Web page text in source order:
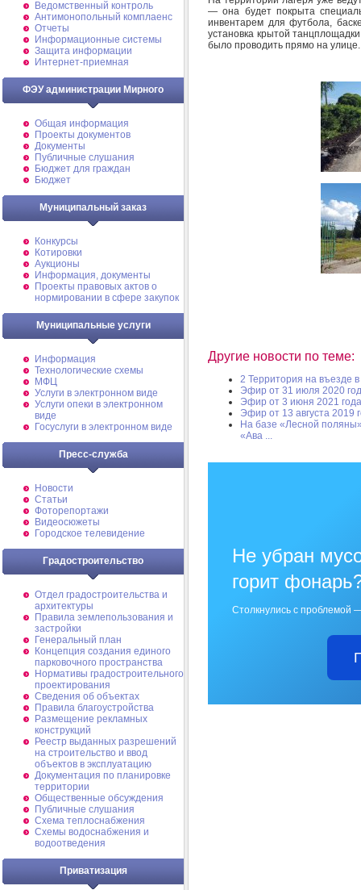
Ведомственный контроль
Антимонопольный комплаенс
Отчеты
Информационные системы
Защита информации
Интернет-приемная
ФЭУ администрации Мирного
Общая информация
Проекты документов
Документы
Публичные слушания
Бюджет для граждан
Бюджет
Муниципальный заказ
Конкурсы
Котировки
Аукционы
Информация, документы
Проекты правовых актов о
нормировании в сфере закупок
Муниципальные услуги
Информация
Технологические схемы
МФЦ
Услуги в электронном виде
Услуги опеки в электронном
виде
Госуслуги в электронном виде
Пресс-служба
Новости
Статьи
Фоторепортажи
Видеосюжеты
Городское телевидение
Градостроительство
Отдел градостроительства и
архитектуры
Правила землепользования и
застройки
Генеральный план
Концепция создания единого
парковочного пространства
Нормативы градостроительного
проектирования
Сведения об объектах
Правила благоустройства
Размещение рекламных
конструкций
Реестр выданных разрешений
на строительство и ввод
объектов в эксплуатацию
Документация по планировке
территории
Общественные обсуждения
Публичные слушания
Схема теплоснабжения
Схемы водоснабжения и
водоотведения
Приватизация
— она будет покрыта
инвентарем для футбола,
установка крытой
было проводить прямо на улице.
Другие новости по теме:
2 Территория на въезде
Эфир от 31 июля 2020
Эфир от 3 июня 2021 года
Эфир от 13 августа 2019
На базе «Лесной
«Ава ...
Не убран
горит
Столкнулись с проблемой